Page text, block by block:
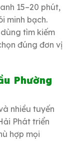
15–20 phút,
minh bạch.
tìm kiếm
đúng đơn vị
Phường
nhiều tuyến
Phát triển
hợp mọi